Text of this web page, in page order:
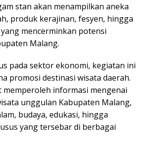
stan akan menampilkan aneka
produk kerajinan, fesyen, hingga
mencerminkan potensi
Malang.
pada sektor ekonomi, kegiatan ini
promosi destinasi wisata daerah.
memperoleh informasi mengenai
unggulan Kabupaten Malang,
budaya, edukasi, hingga
yang tersebar di berbagai